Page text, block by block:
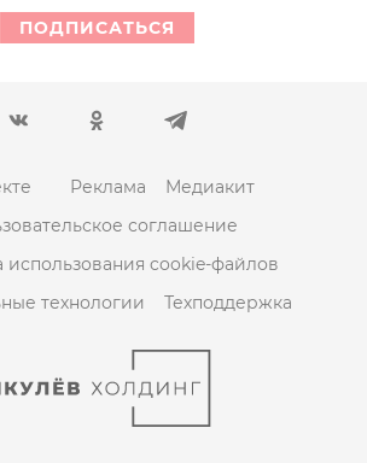
ПОДПИСАТЬСЯ
Реклама
Медиакит
соглашение
использования cookie-файлов
технологии
Техподдержка